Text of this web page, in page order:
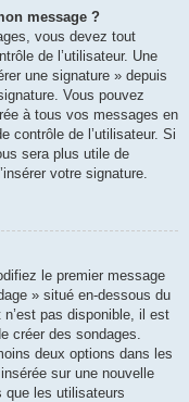
message ?
vous devez tout
de l’utilisateur. Une
une signature » depuis
Vous pouvez
à tous vos messages en
contrôle de l’utilisateur. Si
sera plus utile de
votre signature.
le premier message
» situé en-dessous du
pas disponible, il est
créer des sondages.
deux options dans les
sur une nouvelle
que les utilisateurs